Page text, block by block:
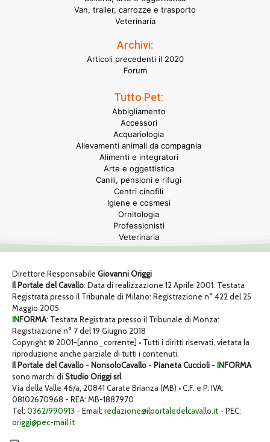
Van, trailer, carrozze e trasporto
Veterinaria
Archivi:
Articoli precedenti il 2020
Forum
Tutto Pet:
Abbigliamento
Accessori
Acquariologia
Allevamenti animali da compagnia
Alimenti e integratori
Arte e oggettistica
Canili, pensioni e rifugi
Centri cinofili
Igiene e cosmesi
Ornitologia
Professionisti
Veterinaria
Direttore Responsabile Giovanni Origgi
Il Portale del Cavallo: Data di realizzazione 12 Aprile 2001. Testata
Registrata presso il Tribunale di Milano: Registrazione n° 422 del 25
Maggio 2005
INFORMA: Testata Registrata presso il Tribunale di Monza:
Registrazione n° 7 del 19 Giugno 2018
Copyright © 2001-[anno_corrente] • Tutti i diritti riservati, vietata la
riproduzione anche parziale di tutti i contenuti.
Il Portale del Cavallo - NonsoloCavallo - Pianeta Cuccioli - INFORMA
sono marchi di Studio Origgi srl
Via della Valle 46/a, 20841 Carate Brianza (MB) • C.F. e P. IVA:
08102670968 - REA: MB-1887970
Tel: 0362/990913 - Email: redazione@ilportaledelcavallo.it - PEC:
origgi@pec-mail.it